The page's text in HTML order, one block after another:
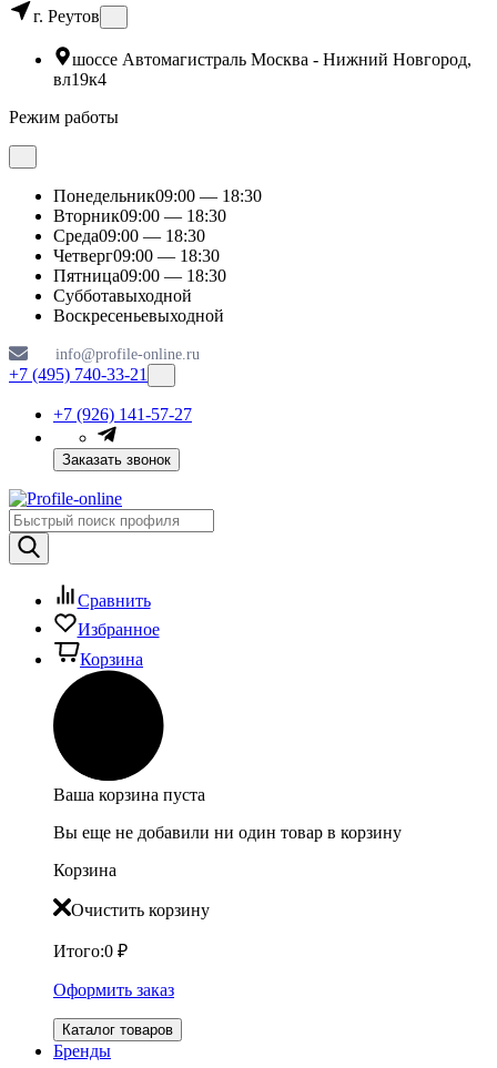
г. Реутов
шоссе Автомагистраль Москва - Нижний Новгород,
вл19к4
Режим работы
Понедельник09:00 — 18:30
Вторник09:00 — 18:30
Среда09:00 — 18:30
Четверг09:00 — 18:30
Пятница09:00 — 18:30
Субботавыходной
Воскресеньевыходной
info@profile-online.ru
+7 (495) 740-33-21
+7 (926) 141-57-27
Заказать звонок
Сравнить
Избранное
Корзина
Ваша корзина пуста
Вы еще не добавили ни один товар в корзину
Корзина
Очистить корзину
Итого:0 ₽
Оформить заказ
Каталог товаров
Бренды